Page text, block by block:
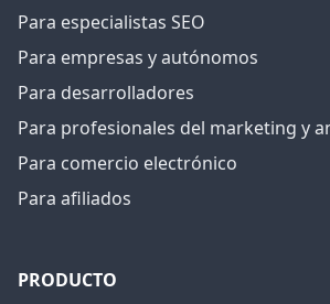
Para especialistas SEO
Para empresas y autónomos
Para desarrolladores
Para profesionales del marketing y
Para comercio electrónico
Para afiliados
PRODUCTO